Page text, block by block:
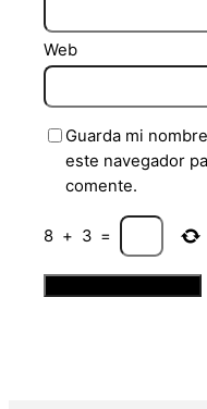
Web
Guarda mi
este navegador
comente.
8 + 3 =